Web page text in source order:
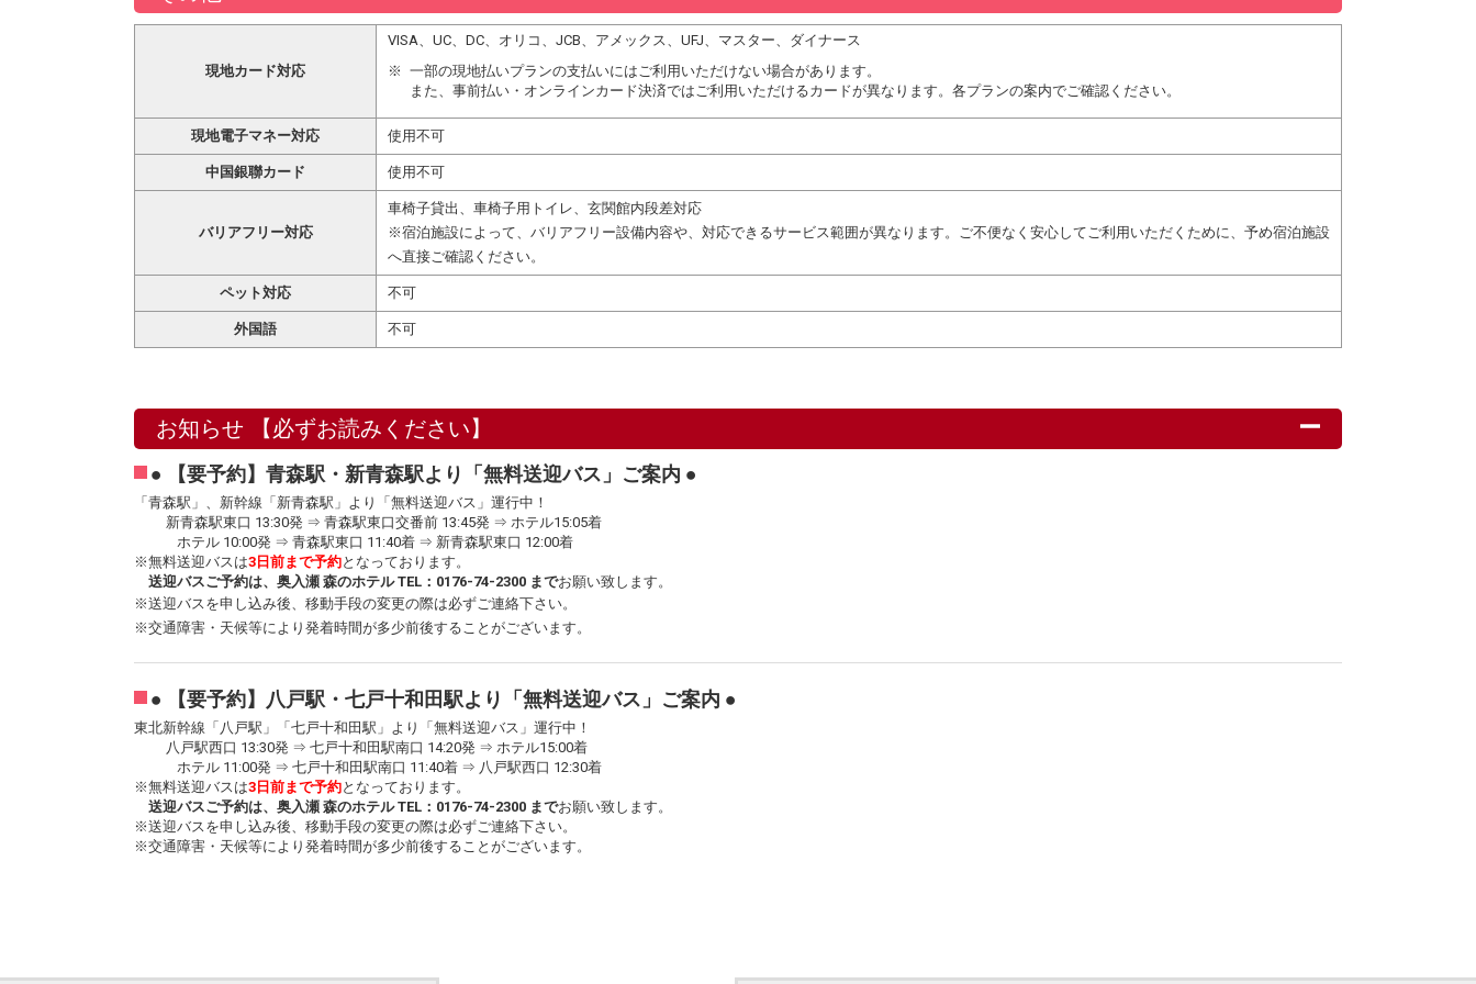
現地カード対応
VISA、UC、DC、オリコ、JCB、アメックス、UFJ、マスター、ダイナース
一部の現地払いプランの支払いにはご利用いただけない場合があります。
また、事前払い・オンラインカード決済ではご利用いただけるカードが異なります。各プランの案内でご確認ください。
現地電子マネー対応 使用不可
中国銀聯カード 使用不可
バリアフリー対応
車椅子貸出、車椅子用トイレ、玄関館内段差対応
※宿泊施設によって、バリアフリー設備内容や、対応できるサービス範囲が異なります。ご不便なく安心してご利用いただくために、予め宿泊施設
へ直接ご確認ください。
ペット対応 不可
外国語 不可
お知らせ 【必ずお読みください】
● 【要予約】青森駅・新青森駅より「無料送迎バス」ご案内 ●
「青森駅」、新幹線「新青森駅」より「無料送迎バス」運行中！
新青森駅東口 13:30発 ⇒ 青森駅東口交番前 13:45発 ⇒ ホテル15:05着
ホテル 10:00発 ⇒ 青森駅東口 11:40着 ⇒ 新青森駅東口 12:00着
※無料送迎バスは3日前まで予約となっております。
送迎バスご予約は、奥入瀬 森のホテル TEL：0176-74-2300 までお願い致します。
※送迎バスを申し込み後、移動手段の変更の際は必ずご連絡下さい。
※交通障害・天候等により発着時間が多少前後することがございます。
● 【要予約】八戸駅・七戸十和田駅より「無料送迎バス」ご案内 ●
東北新幹線「八戸駅」「七戸十和田駅」より「無料送迎バス」運行中！
八戸駅西口 13:30発 ⇒ 七戸十和田駅南口 14:20発 ⇒ ホテル15:00着
ホテル 11:00発 ⇒ 七戸十和田駅南口 11:40着 ⇒ 八戸駅西口 12:30着
※無料送迎バスは3日前まで予約となっております。
送迎バスご予約は、奥入瀬 森のホテル TEL：0176-74-2300 までお願い致します。
※送迎バスを申し込み後、移動手段の変更の際は必ずご連絡下さい。
※交通障害・天候等により発着時間が多少前後することがございます。